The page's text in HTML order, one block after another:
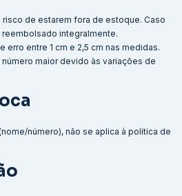
de estarem fora de estoque. Caso
integralmente.
erro entre 1 cm e 2,5 cm nas medidas.
maior devido às variações de
número), não se aplica à política de